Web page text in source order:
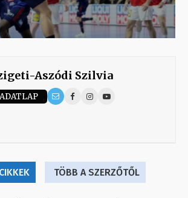
Aszódi Szilvia
ADATLAP
TÖBB A SZERZŐTŐL